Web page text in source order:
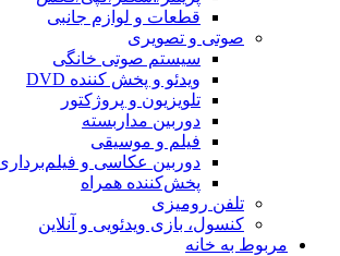
قطعات و لوازم جانبی
صوتی و تصویری
سیستم صوتی خانگی
ویدئو و پخش کننده DVD
تلویزیون و پروژکتور
دوربین مداربسته
فیلم و موسیقی
دوربین عکاسی و فیلم‌برداری
پخش‌کننده همراه
تلفن رومیزی
کنسول، بازی‌ ویدئویی و آنلاین
مربوط به خانه